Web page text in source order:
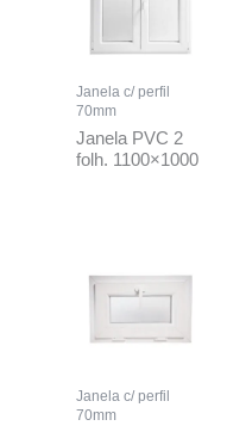
Janela c/ perfil
70mm
Janela PVC 2
folh. 1100×1000
Janela c/ perfil
70mm